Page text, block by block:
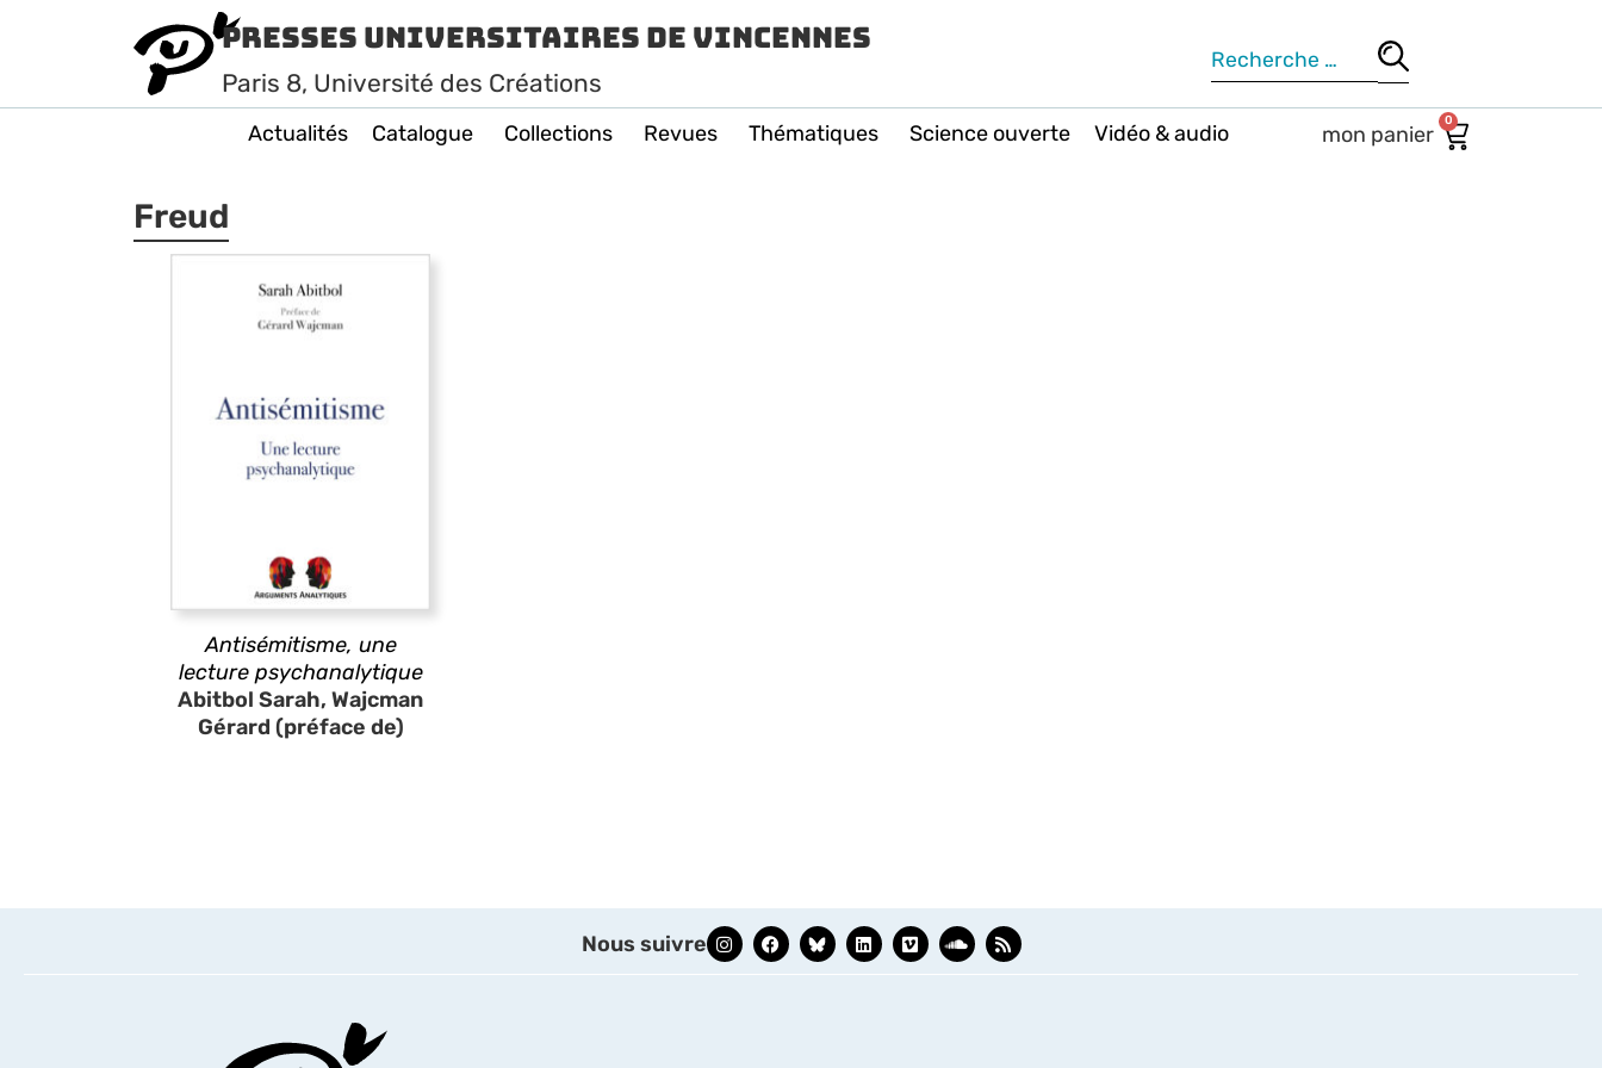
Presses Universitaires de Vincennes
Paris 8, Université des Créations
Actualités Catalogue Collections Revues Thématiques Science ouverte Vidéo & audio 0
Freud
Antisémitisme, une
lecture psychanalytique
Abitbol Sarah, Wajcman
Gérard (préface de)
Nous suivre